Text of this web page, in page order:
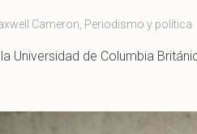
Cameron Periodismo y política
Universidad de Columbia